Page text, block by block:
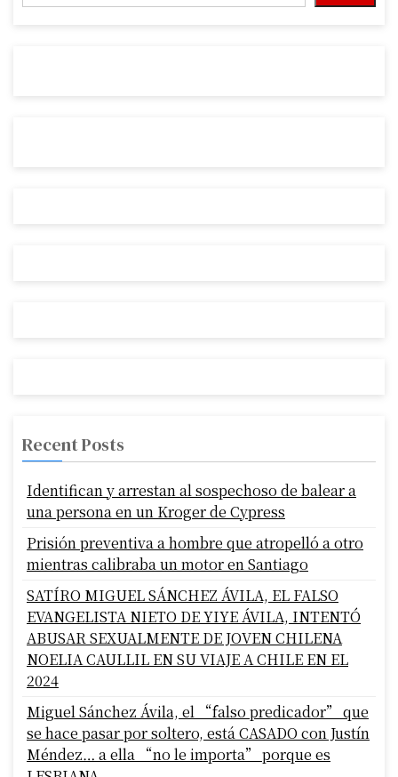
Recent Posts
Identifican y arrestan al sospechoso de balear a
una persona en un Kroger de Cypress
Prisión preventiva a hombre que atropelló a otro
mientras calibraba un motor en Santiago
SATÍRO MIGUEL SÁNCHEZ ÁVILA, EL FALSO
EVANGELISTA NIETO DE YIYE ÁVILA, INTENTÓ
ABUSAR SEXUALMENTE DE JOVEN CHILENA
NOELIA CAULLIL EN SU VIAJE A CHILE EN EL
2024
Miguel Sánchez Ávila, el “falso predicador” que
se hace pasar por soltero, está CASADO con Justín
Méndez… a ella “no le importa” porque es